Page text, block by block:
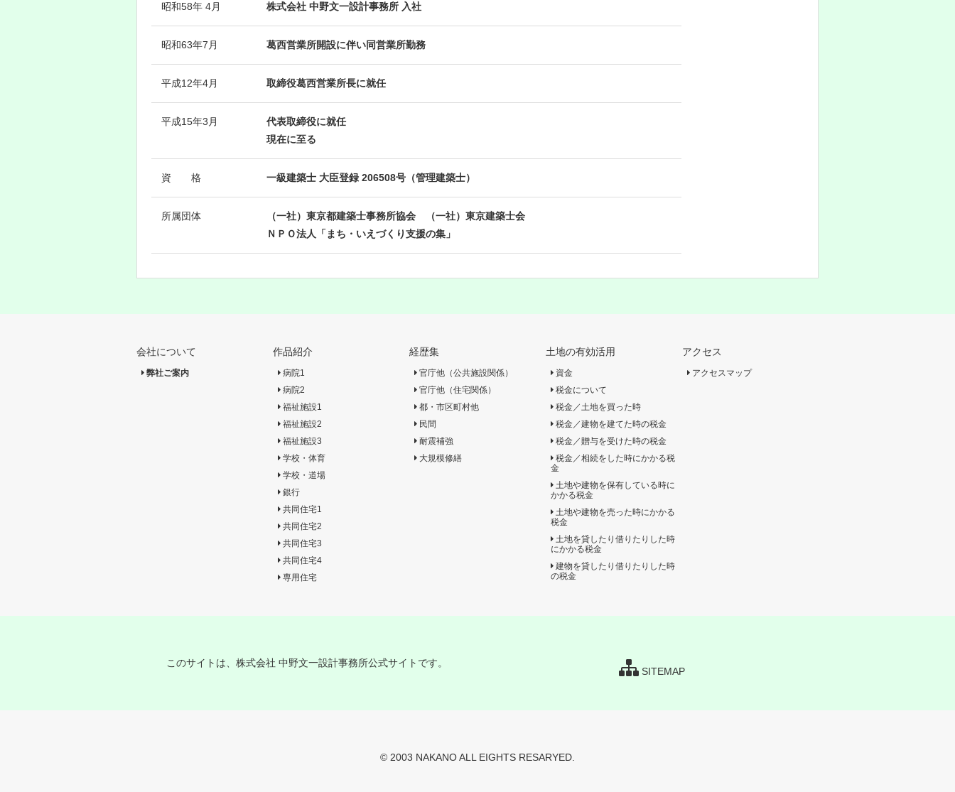
昭和58年 4月 株式会社 中野文一設計事務所 入社
昭和63年7月 葛西営業所開設に伴い同営業所勤務
平成12年4月 取締役葛西営業所長に就任
平成15年3月
代表取締役に就任
現在に至る
資 格 一級建築士 大臣登録 206508号（管理建築士）
所属団体
（一社）東京都建築士事務所協会 （一社）東京建築士会
ＮＰＯ法人「まち・いえづくり支援の集」
会社について
弊社ご案内
作品紹介
病院1
病院2
福祉施設1
福祉施設2
福祉施設3
学校・体育
学校・道場
銀行
共同住宅1
共同住宅2
共同住宅3
共同住宅4
専用住宅
経歴集
官庁他（公共施設関係）
官庁他（住宅関係）
都・市区町村他
民間
耐震補強
大規模修繕
土地の有効活用
資金
税金について
税金／土地を買った時
税金／建物を建てた時の税金
税金／贈与を受けた時の税金
税金／相続をした時にかかる税
金
土地や建物を保有している時に
かかる税金
土地や建物を売った時にかかる
税金
土地を貸したり借りたりした時
にかかる税金
建物を貸したり借りたりした時
の税金
アクセス
アクセスマップ
このサイトは、株式会社 中野文一設計事務所公式サイトです。
SITEMAP
© 2003 NAKANO ALL EIGHTS RESARYED.